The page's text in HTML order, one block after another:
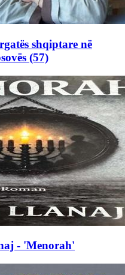
shqiptare në
(57)
- 'Menorah'